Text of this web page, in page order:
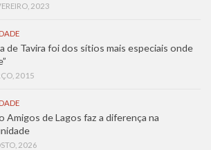
2023
de Tavira foi dos sítios mais especiais onde
2015
Amigos de Lagos faz a diferença na
2026